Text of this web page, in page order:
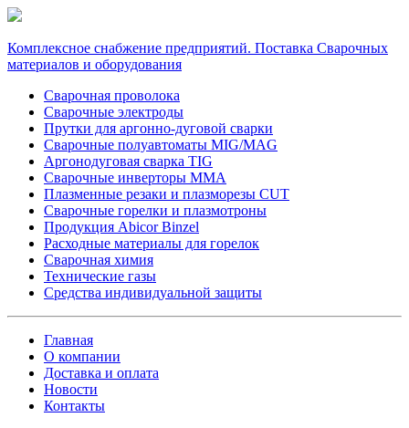
Комплексное снабжение предприятий. Поставка Сварочных
материалов и оборудования
Сварочная проволока
Сварочные электроды
Прутки для аргонно-дуговой сварки
Сварочные полуавтоматы MIG/MAG
Аргонодуговая сварка TIG
Сварочные инверторы MMA
Плазменные резаки и плазморезы CUT
Сварочные горелки и плазмотроны
Продукция Abicor Binzel
Расходные материалы для горелок
Сварочная химия
Технические газы
Средства индивидуальной защиты
Главная
О компании
Доставка и оплата
Новости
Контакты